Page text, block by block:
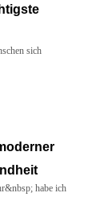
sich
habe ich